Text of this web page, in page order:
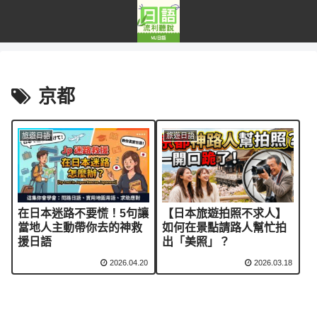
京都
旅遊日語
在日本迷路不要慌！5句讓
當地人主動帶你去的神救
援日語
2026.04.20
旅遊日語
【日本旅遊拍照不求人】
如何在景點請路人幫忙拍
出「美照」？
2026.03.18